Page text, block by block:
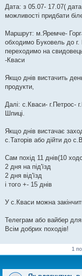
е
н
Дата: з 05.07- 17.07(
можливості придбати
Маршрут: м.Яремче-
обходимо Буковель до г.
переходимо на
-Кваси
Якщо днів вистачить
продукти,
Далі: с.Кваси- г.Петрос-
Шпиці.
Якщо днів вистачає
с.Таторів або дійти до
Сам похід 11 днів(10
2 дня на під'їзд
2 дня від'їзд
і того +- 15 днів
У с.Кваси можна
Телеграм або вайбер
Всім добрих походів!
1